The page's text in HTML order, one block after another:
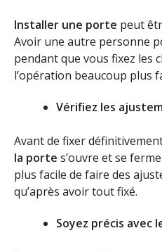
Installer une porte peut
Avoir une autre personne
pendant que vous fixez les
l’opération beaucoup plus
Vérifiez les
Avant de fixer
la porte s’ouvre et se
plus facile de faire des
qu’après avoir tout fixé.
Soyez précis avec